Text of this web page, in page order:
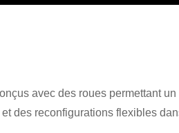
avec des roues permettant
des reconfigurations flexibles